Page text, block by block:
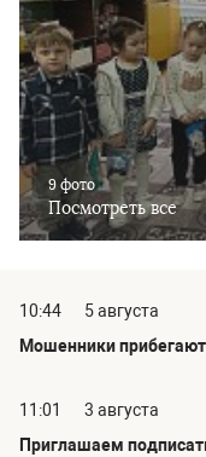
9 фото
Посмотреть все
10:44
5 августа
Мошенники
11:01
3 августа
Приглашаем